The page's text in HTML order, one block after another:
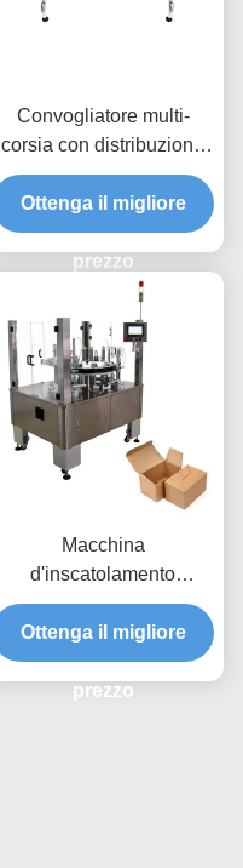
Convogliatore multi-
corsia con distribuzione
dinamica servoassistita e
conteggio programmabile
per linee di
confezionamento ad alta
Ottenga il migliore
prezzo
Macchina
d'inscatolamento
automatica dei semi
Ottenga il migliore
prezzo